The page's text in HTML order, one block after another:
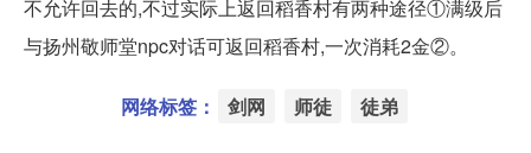
不允许回去的,不过实际上返回稻香村有两种途径①满级后
与扬州敬师堂npc对话可返回稻香村,一次消耗2金②。
网络标签： 剑网 师徒 徒弟